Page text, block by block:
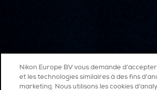
Nikon Europe BV vous demande
et les technologies similaires à des fins
marketing. Nous utilisons les cookies